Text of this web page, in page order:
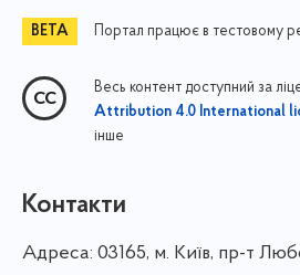
Портал працює в тестовому
Весь контент доступний за
Attribution 4.0 International
інше
Контакти
Адреса: 03165, м. Київ, пр-т